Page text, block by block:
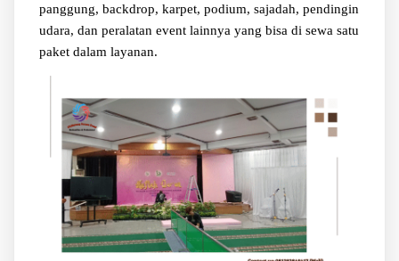
panggung, backdrop, karpet, podium, sajadah, pendingin
udara, dan peralatan event lainnya yang bisa di sewa satu
paket dalam layanan.